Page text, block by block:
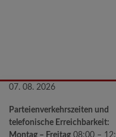
07. 08. 2026
Parteienverkehrszeiten und
telefonische Erreichbarkeit:
Montag – Freitag 08:00 –